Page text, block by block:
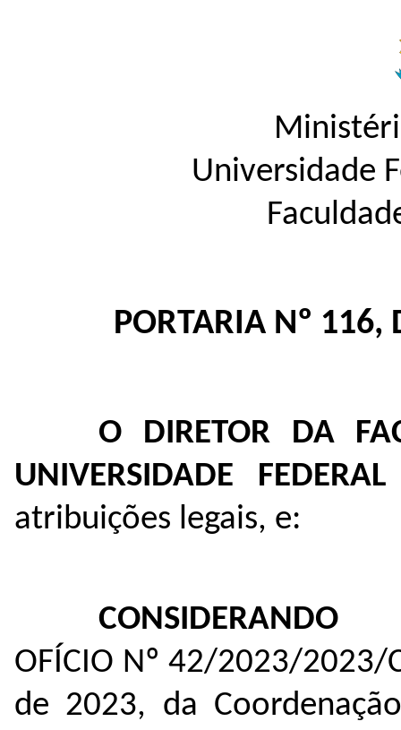
Universidade
PORTARIA Nº 116,
O DIRETOR DA
UNIVERSIDADE
atribuições legais, e:
CONSIDERANDO
OFÍCIO Nº 42/2023/2023/
de 2023, da